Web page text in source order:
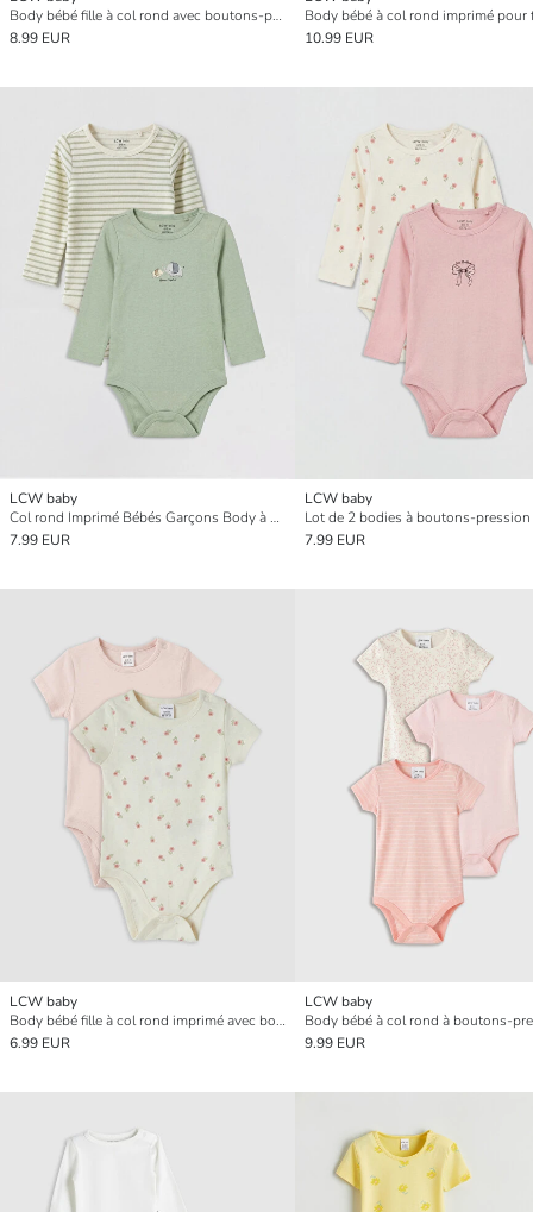
Body bébé fille à col rond avec boutons-pression, lot de 2
8.99 EUR
10.99 EUR
LCW baby
Col rond Imprimé Bébés Garçons Body à boutons-pression Lot de 2
7.99 EUR
LCW baby
7.99 EUR
LCW baby
Body bébé fille à col rond imprimé avec boutons-pression, lot de 2
6.99 EUR
LCW baby
9.99 EUR